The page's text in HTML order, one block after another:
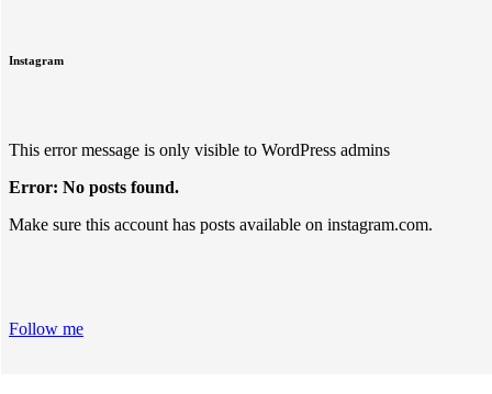
Instagram
This error message is only visible to WordPress admins
Error: No posts found.
Make sure this account has posts available on instagram.com.
Follow me